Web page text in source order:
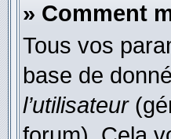
» Comment
Tous vos
base de
l’utilisateur